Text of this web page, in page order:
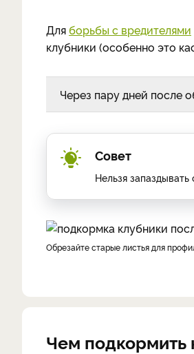
Для борьбы с вредителями
клубники (особенно это
Через пару дней после
Совет
Нельзя
Обрезайте старые листья для
Чем подкормить